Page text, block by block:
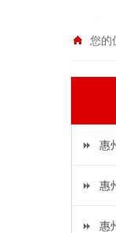
您的
惠
惠
惠